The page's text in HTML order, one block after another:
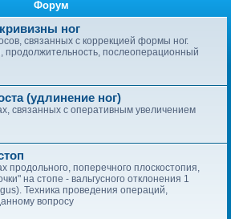
Форум
ног
связанных с коррекцией формы ног.
продолжительность, послеоперационный
(удлинение ног)
связанных с оперативным увеличением
продольного, поперечного плоскостопия,
на стопе - вальгусного отклонения 1
Техника проведения операций,
вопросу